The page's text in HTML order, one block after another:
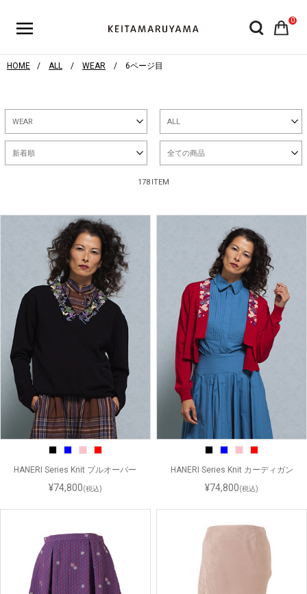
0
HOME ALL WEAR 6ページ目
WEAR ALL
新着順 全ての商品
178 ITEM
HANERI Series Knit プルオーバー
¥74,800(税込)
HANERI Series Knit カーディガン
¥74,800(税込)